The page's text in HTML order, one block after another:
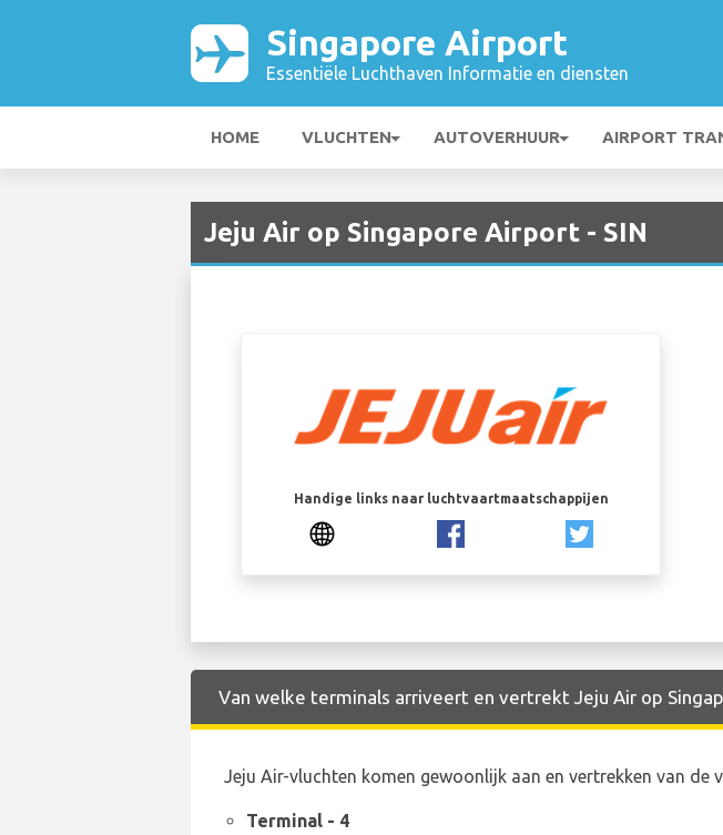
Singapore Airport
Essentiële Luchthaven Informatie en diensten
HOME VLUCHTEN AUTOVERHUUR AIRPORT
Jeju Air op Singapore Airport - SIN
Handige links naar luchtvaartmaatschappijen
Van welke terminals arriveert en vertrekt Jeju Air op
Jeju Air-vluchten komen gewoonlijk aan en vertrekken van de
Terminal - 4